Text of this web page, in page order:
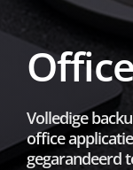
Volledige
office
gegarandeerd